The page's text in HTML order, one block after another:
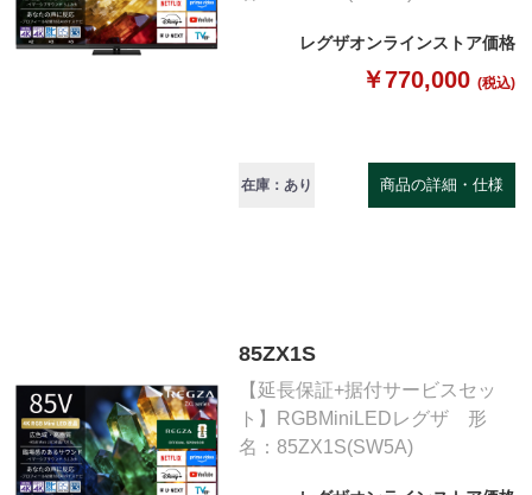
レグザオンラインストア価格
￥770,000 (税込)
在庫：あり 商品の詳細・仕様
85ZX1S
【延長保証+据付サービスセッ
ト】RGBMiniLEDレグザ 形
名：85ZX1S(SW5A)